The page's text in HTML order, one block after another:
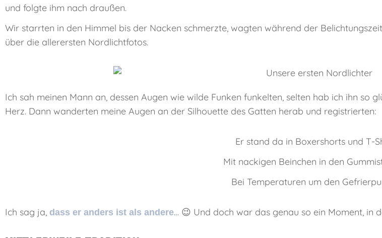
und folgte ihm nach draußen.
Wir starrten in den Himmel bis der Nacken schmerzte, wagten während der
über die allerersten Nordlichtfotos.
Ich sah meinen Mann an, dessen Augen wie wilde Funken funkelten, selten hab ich ihn so
Herz. Dann wanderten meine Augen an der Silhouette des Gatten herab und registrierten:
Er stand da in Boxershorts und T-
Mit nackigen Beinchen in den
Bei Temperaturen um den
Ich sag ja, dass er anders ist als andere… 😉 Und doch war das genau so ein Moment, in